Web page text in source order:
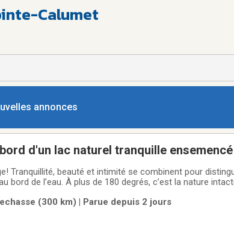
Calumet
annonces
d'un lac naturel tranquille
Tranquillité, beauté et intimité se combinent pour
bord de l’eau. À plus de 180 degrés, c’est la nature
(300 km) | Parue depuis 2 jours